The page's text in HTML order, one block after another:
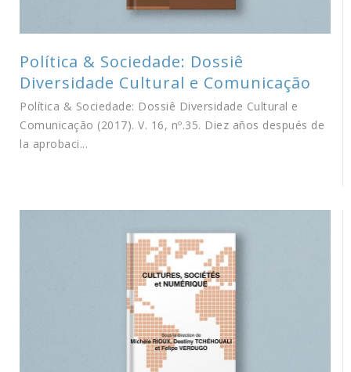
Política & Sociedade: Dossiê
Diversidade Cultural e Comunicação
Política & Sociedade: Dossiê Diversidade Cultural e
Comunicação (2017). V. 16, nº.35. Diez años después de
la aprobaci...